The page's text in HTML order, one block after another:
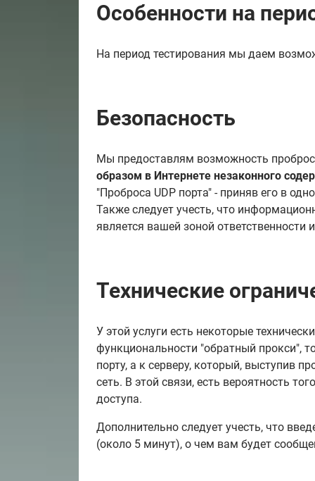
Особенности на
На период тестирования мы даем
Безопасность
Мы предоставлям возможность
образом в Интернете незаконного
"Проброса UDP порта" - приняв его в
Также следует учесть, что
является вашей зоной
Технические
У этой услуги есть некоторые
функциональности "обратный прокси",
порту, а к серверу, который, выступив
сеть. В этой связи, есть вероятность
доступа.
Дополнительно следует учесть, что
(около 5 минут), о чем вам будет